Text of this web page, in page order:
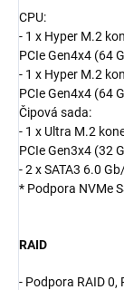
CPU:
- 1 x Hyper M.2
PCIe Gen4x4 (64
- 1 x Hyper M.2
PCIe Gen4x4 (64
Čipová sada:
- 1 x Ultra M.2
PCIe Gen3x4 (32
- 2 x SATA3 6.0
* Podpora NVMe
RAID
- Podpora RAID 0,